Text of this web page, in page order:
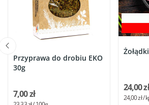
Przyprawa do drobiu EKO
30g
7,00 zł
24,00 zł
24,00 zł /